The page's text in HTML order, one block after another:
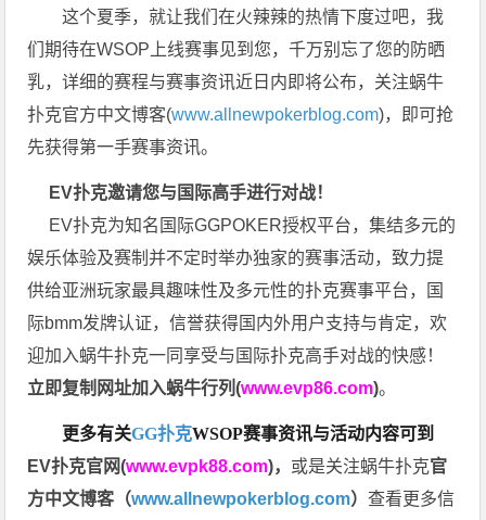
这个夏季，就让我们在火辣辣的热情下度过吧，我
们期待在WSOP上线赛事见到您，千万别忘了您的防晒
乳，详细的赛程与赛事资讯近日内即将公布，关注蜗牛
扑克官方中文博客(www.allnewpokerblog.com)，即可抢
先获得第一手赛事资讯。
EV扑克邀请您与国际高手进行对战！
EV扑克为知名国际GGPOKER授权平台，集结多元的
娱乐体验及赛制并不定时举办独家的赛事活动，致力提
供给亚洲玩家最具趣味性及多元性的扑克赛事平台，国
际bmm发牌认证，信誉获得国内外用户支持与肯定，欢
迎加入蜗牛扑克一同享受与国际扑克高手对战的快感！
立即复制网址加入蜗牛行列(www.evp86.com)。
更多有关GG扑克WSOP赛事资讯与活动内容可到
EV扑克官网(www.evpk88.com)， 或是关注蜗牛扑克官
方中文博客（www.allnewpokerblog.com）查看更多信